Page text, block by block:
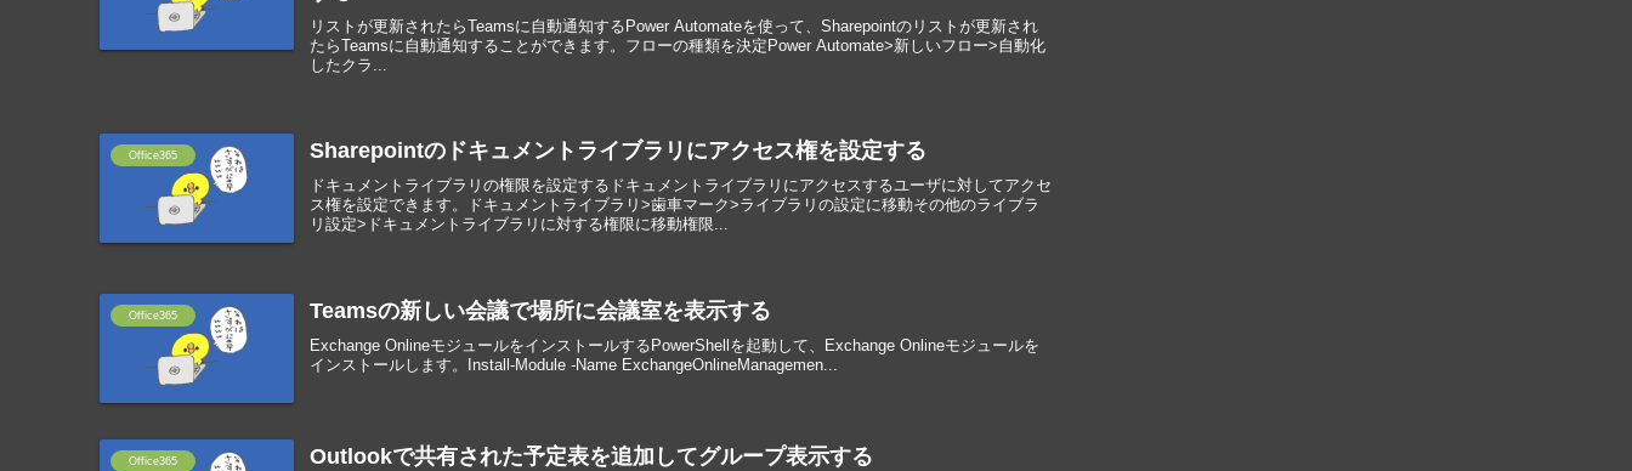
リストが更新されたらTeamsに自動通知するPower Automateを使って、Sharepointのリストが更新され
たらTeamsに自動通知することができます。フローの種類を決定Power Automate>新しいフロー>自動化
したクラ...
Office365 Sharepointのドキュメントライブラリにアクセス権を設定する
ドキュメントライブラリの権限を設定するドキュメントライブラリにアクセスするユーザに対してアクセ
ス権を設定できます。ドキュメントライブラリ>歯車マーク>ライブラリの設定に移動その他のライブラ
リ設定>ドキュメントライブラリに対する権限に移動権限...
Office365 Teamsの新しい会議で場所に会議室を表示する
Exchange OnlineモジュールをインストールするPowerShellを起動して、Exchange Onlineモジュールを
インストールします。Install-Module -Name ExchangeOnlineManagemen...
Office365 Outlookで共有された予定表を追加してグループ表示する